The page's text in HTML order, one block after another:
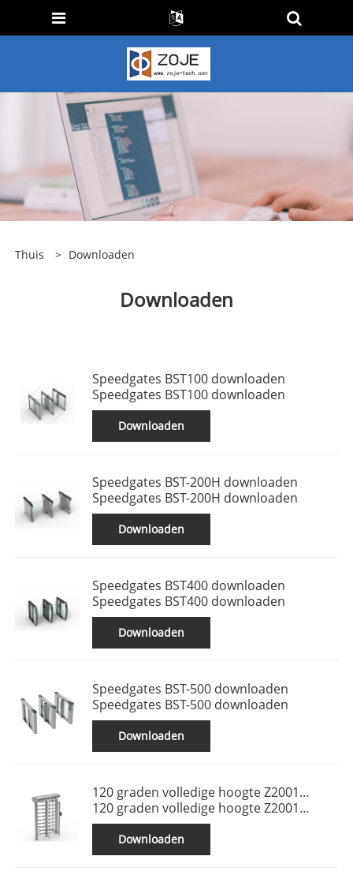
Thuis > Downloaden
Downloaden
Speedgates BST100 downloaden
Speedgates BST100 downloaden
Downloaden
Speedgates BST-200H downloaden
Speedgates BST-200H downloaden
Downloaden
Speedgates BST400 downloaden
Speedgates BST400 downloaden
Downloaden
Speedgates BST-500 downloaden
Speedgates BST-500 downloaden
Downloaden
120 graden volledige hoogte Z2001
downloaden
120 graden volledige hoogte Z2001
downloaden
Downloaden